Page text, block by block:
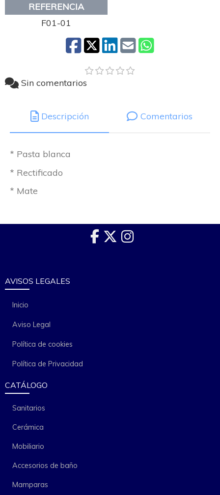
REFERENCIA
F01-01
Sin comentarios
Descripción Comentarios
* Pasta blanca
* Rectificado
* Mate
AVISOS LEGALES
Inicio
Aviso Legal
Política de cookies
Política de Privacidad
CATÁLOGO
Sanitarios
Cerámica
Mobiliario
Accesorios de baño
Mamparas